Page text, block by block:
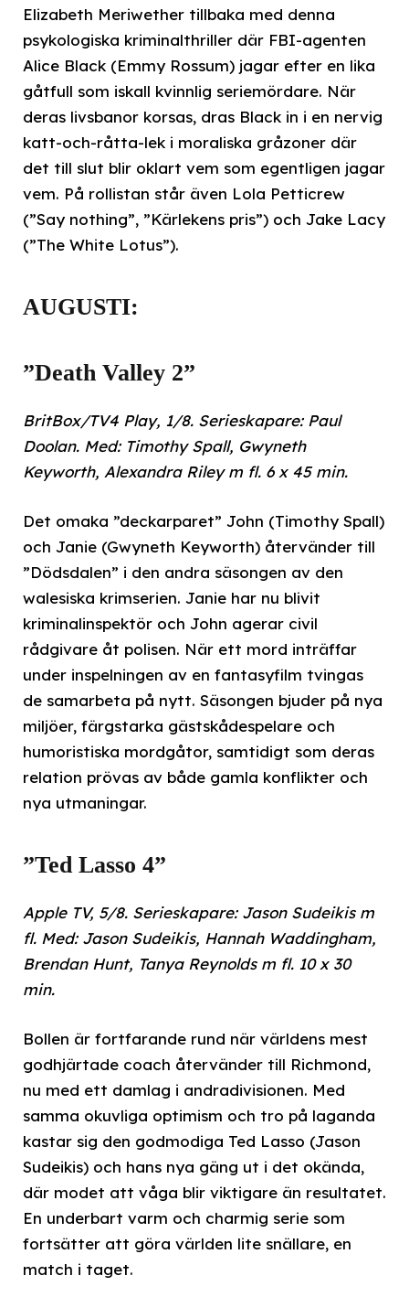
Elizabeth Meriwether tillbaka med denna
psykologiska kriminalthriller där FBI-agenten
Alice Black (Emmy Rossum) jagar efter en lika
gåtfull som iskall kvinnlig seriemördare. När
deras livsbanor korsas, dras Black in i en nervig
katt-och-råtta-lek i moraliska gråzoner där
det till slut blir oklart vem som egentligen jagar
vem. På rollistan står även Lola Petticrew
(”Say nothing”, ”Kärlekens pris”) och Jake Lacy
(”The White Lotus”).
AUGUSTI:
”Death Valley 2”
BritBox/TV4 Play, 1/8. Serieskapare: Paul
Doolan. Med: Timothy Spall, Gwyneth
Keyworth, Alexandra Riley m fl. 6 x 45 min.
Det omaka ”deckarparet” John (Timothy Spall)
och Janie (Gwyneth Keyworth) återvänder till
”Dödsdalen” i den andra säsongen av den
walesiska krimserien. Janie har nu blivit
kriminalinspektör och John agerar civil
rådgivare åt polisen. När ett mord inträffar
under inspelningen av en fantasyfilm tvingas
de samarbeta på nytt. Säsongen bjuder på nya
miljöer, färgstarka gästskådespelare och
humoristiska mordgåtor, samtidigt som deras
relation prövas av både gamla konflikter och
nya utmaningar.
”Ted Lasso 4”
Apple TV, 5/8. Serieskapare: Jason Sudeikis m
fl. Med: Jason Sudeikis, Hannah Waddingham,
Brendan Hunt, Tanya Reynolds m fl. 10 x 30
min.
Bollen är fortfarande rund när världens mest
godhjärtade coach återvänder till Richmond,
nu med ett damlag i andradivisionen. Med
samma okuvliga optimism och tro på laganda
kastar sig den godmodiga Ted Lasso (Jason
Sudeikis) och hans nya gäng ut i det okända,
där modet att våga blir viktigare än resultatet.
En underbart varm och charmig serie som
fortsätter att göra världen lite snällare, en
match i taget.